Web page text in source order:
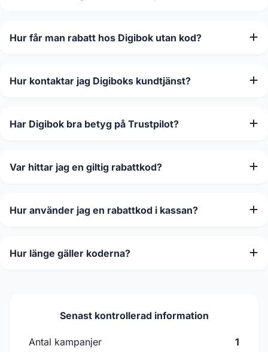
Hur får man rabatt hos Digibok utan kod?
Hur kontaktar jag Digiboks kundtjänst?
Har Digibok bra betyg på Trustpilot?
Var hittar jag en giltig rabattkod?
Hur använder jag en rabattkod i kassan?
Hur länge gäller koderna?
Senast kontrollerad information
Antal kampanjer 1